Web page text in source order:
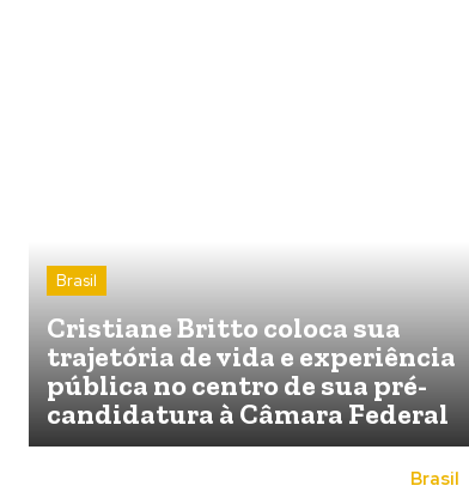
Brasil
Cristiane Britto coloca sua
trajetória de vida e experiência
pública no centro de sua pré-
candidatura à Câmara Federal
Brasil